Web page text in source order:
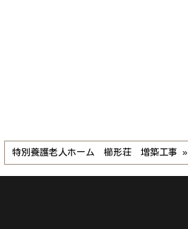
特別養護老人ホーム 櫛形荘 増築工事 »